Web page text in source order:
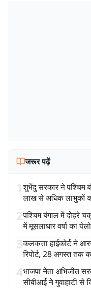
जरूर पढ़ें
1शुभेंदु सरकार ने पश्चिम
लाख से अधिक लाभुकों
2पश्चिम बंगाल में दोहरे
में मूसलाधार वर्षा का
3कलकत्ता हाईकोर्ट ने
रिपोर्ट, 28 अगस्त तक
4भाजपा नेता अभिजीत
सीबीआई ने गुवाहाटी से